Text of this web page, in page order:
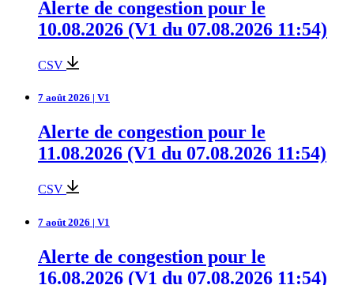
Alerte de congestion pour le
10.08.2026 (V1 du 07.08.2026 11:54)
CSV
7 août 2026 | V1
Alerte de congestion pour le
11.08.2026 (V1 du 07.08.2026 11:54)
CSV
7 août 2026 | V1
Alerte de congestion pour le
16.08.2026 (V1 du 07.08.2026 11:54)